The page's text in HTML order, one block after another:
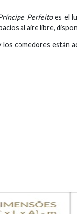
Perfeitoes el
al aire libre,
comedores están